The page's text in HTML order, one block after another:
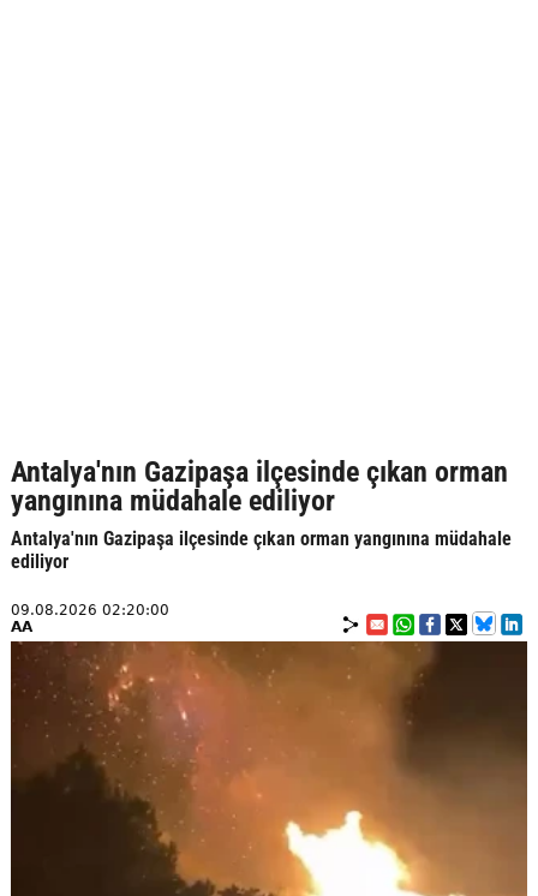
Antalya'nın Gazipaşa ilçesinde çıkan orman
yangınına müdahale ediliyor
Antalya'nın Gazipaşa ilçesinde çıkan orman yangınına müdahale
ediliyor
09.08.2026 02:20:00
AA